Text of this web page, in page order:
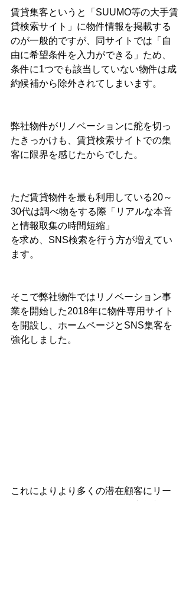
賃貸集客というと「SUUMO等の大手賃
貸検索サイト」に物件情報を掲載する
のが一般的ですが、同サイトでは「自
由に希望条件を入力ができる」ため、
条件に1つでも該当していない物件は成
約候補から除外されてしまいます。
弊社物件がリノベーションに舵を切っ
たきっかけも、賃貸検索サイトでの集
客に限界を感じたからでした。
ただ賃貸物件を最も利用している20～
30代は調べ物をする際「リアルな本音
と情報取集の時間短縮」
を求め、SNS検索を行う方が増えてい
ます。
そこで弊社物件ではリノベーション事
業を開始した2018年に物件専用サイト
を開設し、ホームページとSNS集客を
強化しました。
これによりより多くの潜在顧客にリー